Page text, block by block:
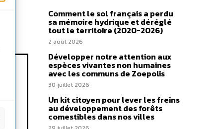
Comment le sol français a perdu
sa mémoire hydrique et déréglé
tout le territoire (2020-2026)
2 août 2026
Développer notre attention aux
espèces vivantes non humaines
avec les communs de Zoepolis
30 juillet 2026
Un kit citoyen pour lever les freins
au développement des forêts
comestibles dans nos villes